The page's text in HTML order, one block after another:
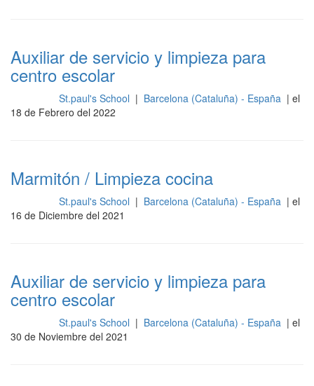
Auxiliar de servicio y limpieza para
centro escolar
St.paul's School | Barcelona (Cataluña) - España | el
18 de Febrero del 2022
Marmitón / Limpieza cocina
St.paul's School | Barcelona (Cataluña) - España | el
16 de Diciembre del 2021
Auxiliar de servicio y limpieza para
centro escolar
St.paul's School | Barcelona (Cataluña) - España | el
30 de Noviembre del 2021